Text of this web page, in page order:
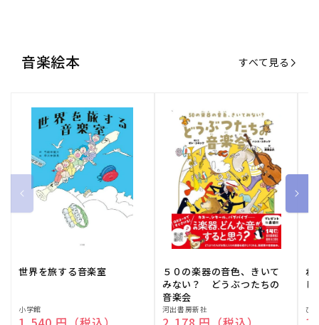
音楽絵本 すべて見る
世界を旅する音楽室
販
小学館
５０の楽器の音色、きいて
みない？ どうぶつたちの
音楽会
販
河出書房新社
ね
販ひ